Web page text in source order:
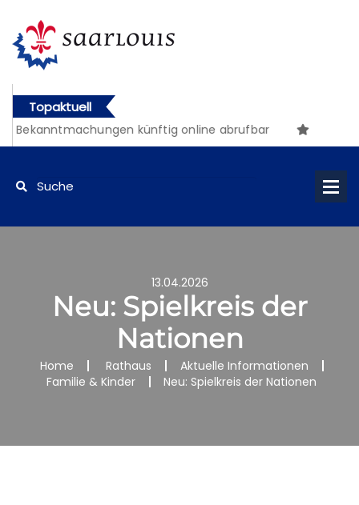
Topaktuell
Bekanntmachungen künftig online abrufbar
13.04.2026
Neu: Spielkreis der
Nationen
Home Rathaus
Aktuelle Informationen
Familie & Kinder
Neu: Spielkreis der Nationen